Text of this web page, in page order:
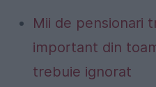
Mii de pensionari
important din
trebuie ignorat